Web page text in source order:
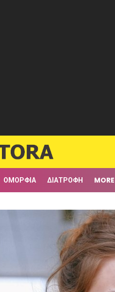
ΟΜΟΡΦΙΆ ΔΙΑΤΡΟΦΉ MORE